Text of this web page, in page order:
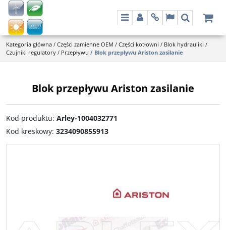
MenuPanelInfoLangSzukaj
Kategoria główna / Części zamienne OEM / Części kotłowni / Blok hydrauliki /
Czujniki regulatory / Przepływu / Blok przepływu Ariston zasilanie
Blok przepływu Ariston zasilanie
Kod produktu: Arley-1004032771
Kod kreskowy: 3234090855913